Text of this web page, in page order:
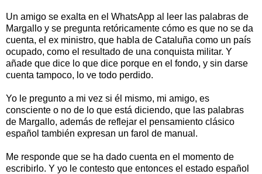
Un amigo se exalta en el WhatsApp al leer las palabras de
Margallo y se pregunta retóricamente cómo es que no se da
cuenta, el ex ministro, que habla de Cataluña como un país
ocupado, como el resultado de una conquista militar. Y
añade que dice lo que dice porque en el fondo, y sin darse
cuenta tampoco, lo ve todo perdido.
Yo le pregunto a mi vez si él mismo, mi amigo, es
consciente o no de lo que está diciendo, que las palabras
de Margallo, además de reflejar el pensamiento clásico
español también expresan un farol de manual.
Me responde que se ha dado cuenta en el momento de
escribirlo. Y yo le contesto que entonces el estado español